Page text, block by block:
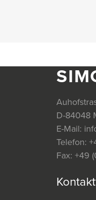
D-84048
E-Mail:
Telefon:
Fax: +49